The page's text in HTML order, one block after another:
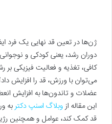
ژن‌ها در تعین قد نهایی یک فرد
دوران رشد، یعنی کودکی و
کافی، تغذیه و فعالیت فیزیکی بر
می‌توان با ورزش، قد را افزایش
عضلات و تاندون‌ها به افزایش
این مقاله از وبلاگ اسنپ دکتر به
قد کمک کند، عوامل و همچنین